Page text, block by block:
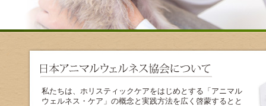
私たちは、ホリスティックケアをはじめとする「アニマル
ウェルネス・ケア」の概念と実践方法を広く啓蒙するとと